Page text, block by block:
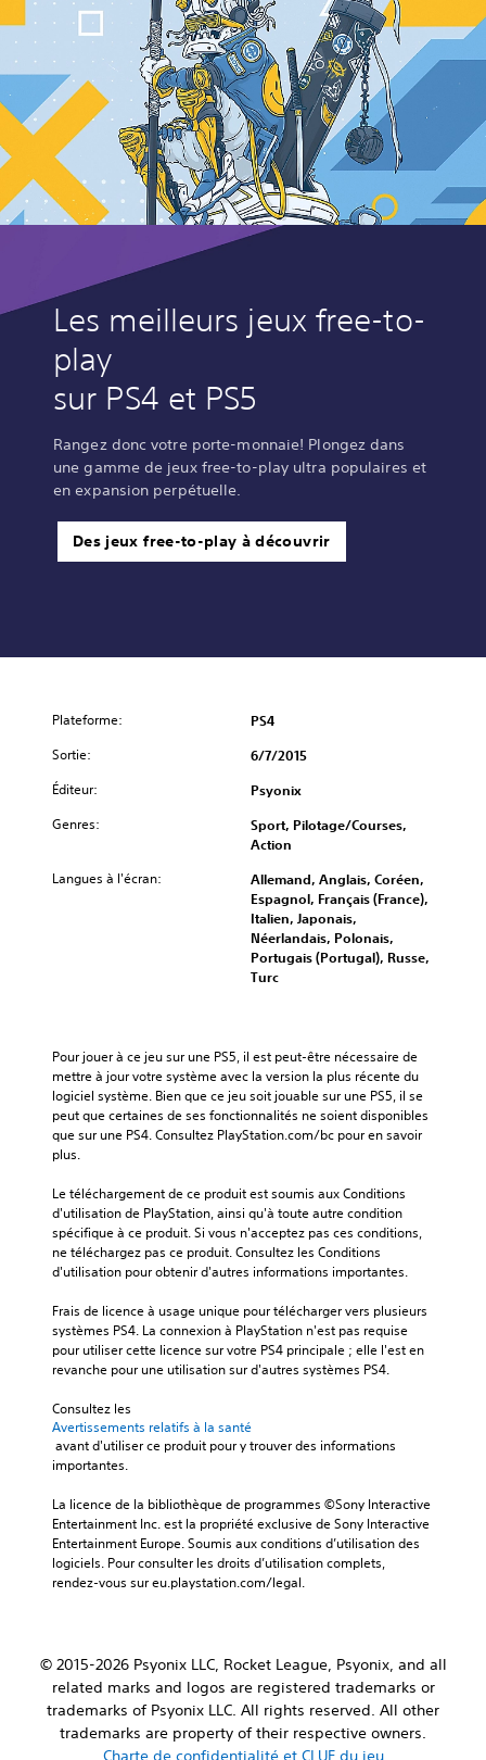
Les meilleurs jeux free-to-
play
sur PS4 et PS5
Rangez donc votre porte-monnaie! Plongez dans
une gamme de jeux free-to-play ultra populaires et
en expansion perpétuelle.
Des jeux free-to-play à découvrir
Plateforme: PS4
Sortie: 6/7/2015
Éditeur: Psyonix
Genres:
Sport, Pilotage/Courses,
Action
Langues à l'écran:
Allemand, Anglais, Coréen,
Espagnol, Français (France),
Italien, Japonais,
Néerlandais, Polonais,
Portugais (Portugal), Russe,
Turc
Pour jouer à ce jeu sur une PS5, il est peut-être nécessaire de
mettre à jour votre système avec la version la plus récente du
logiciel système. Bien que ce jeu soit jouable sur une PS5, il se
peut que certaines de ses fonctionnalités ne soient disponibles
que sur une PS4. Consultez PlayStation.com/bc pour en savoir
plus.
Le téléchargement de ce produit est soumis aux Conditions
d'utilisation de PlayStation, ainsi qu'à toute autre condition
spécifique à ce produit. Si vous n'acceptez pas ces conditions,
ne téléchargez pas ce produit. Consultez les Conditions
d'utilisation pour obtenir d'autres informations importantes.
Frais de licence à usage unique pour télécharger vers plusieurs
systèmes PS4. La connexion à PlayStation n'est pas requise
pour utiliser cette licence sur votre PS4 principale ; elle l'est en
revanche pour une utilisation sur d'autres systèmes PS4.
Consultez les
Avertissements relatifs à la santé
importantes.
La licence de la bibliothèque de programmes ©Sony Interactive
Entertainment Inc. est la propriété exclusive de Sony Interactive
Entertainment Europe. Soumis aux conditions d’utilisation des
logiciels. Pour consulter les droits d’utilisation complets,
rendez-vous sur eu.playstation.com/legal.
© 2015-2026 Psyonix LLC, Rocket League, Psyonix, and all
related marks and logos are registered trademarks or
trademarks of Psyonix LLC. All rights reserved. All other
trademarks are property of their respective owners.
Charte de confidentialité et CLUF du jeu